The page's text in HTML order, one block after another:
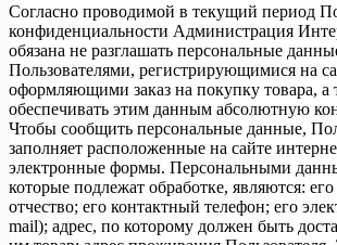
Согласно проводимой в текущий период
конфиденциальности Администрация
обязана не разглашать персональные
Пользователями, регистрирующимися на
оформляющими заказ на покупку товара, а
обеспечивать этим данным абсолютную
Чтобы сообщить персональные данные,
заполняет расположенные на сайте
электронные формы. Персональными
которые подлежат обработке, являются:
отчество; его контактный телефон; его
mail); адрес, по которому должен быть